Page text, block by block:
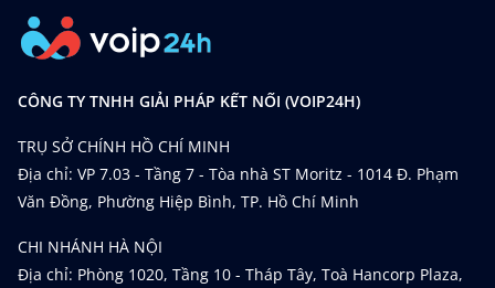
CÔNG TY TNHH GIẢI PHÁP KẾT NỐI (VOIP24H)
TRỤ SỞ CHÍNH HỒ CHÍ MINH
Địa chỉ: VP 7.03 - Tầng 7 - Tòa nhà ST Moritz - 1014 Đ. Phạm
Văn Đồng, Phường Hiệp Bình, TP. Hồ Chí Minh
CHI NHÁNH HÀ NỘI
Địa chỉ: Phòng 1020, Tầng 10 - Tháp Tây, Toà Hancorp Plaza,